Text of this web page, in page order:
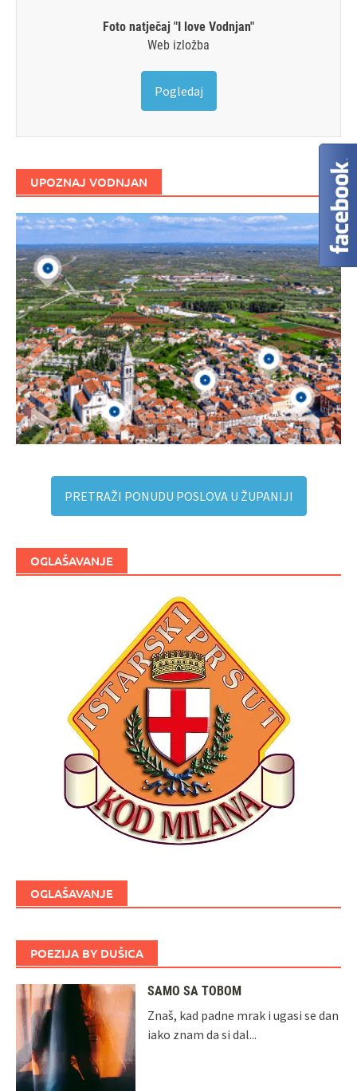
Foto natječaj "I love Vodnjan"
Web izložba
Pogledaj
UPOZNAJ VODNJAN
PRETRAŽI PONUDU POSLOVA U ŽUPANIJI
OGLAŠAVANJE
OGLAŠAVANJE
POEZIJA BY DUŠICA
SAMO SA TOBOM
Znaš, kad padne mrak i ugasi se dan
iako znam da si dal...